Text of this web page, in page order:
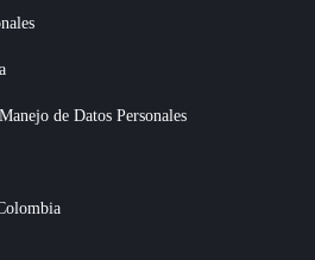
de Datos Personales